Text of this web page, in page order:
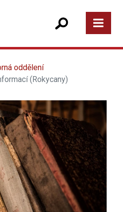
oddělení
(Rokycany)